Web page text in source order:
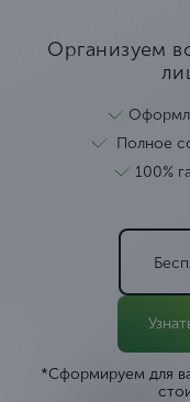
Организуем
Полное
100%
*Сформируем для